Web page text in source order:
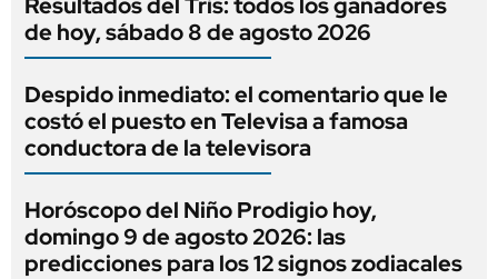
de hoy, sábado 8 de agosto 2026
Despido inmediato: el comentario que le
costó el puesto en Televisa a famosa
conductora de la televisora
Horóscopo del Niño Prodigio hoy,
domingo 9 de agosto 2026: las
predicciones para los 12 signos zodiacales